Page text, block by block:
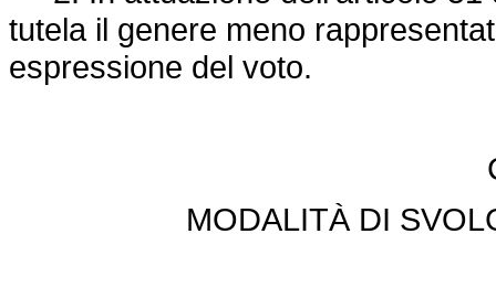
tutela il genere meno
espressione del voto.
MODALITÀ DI